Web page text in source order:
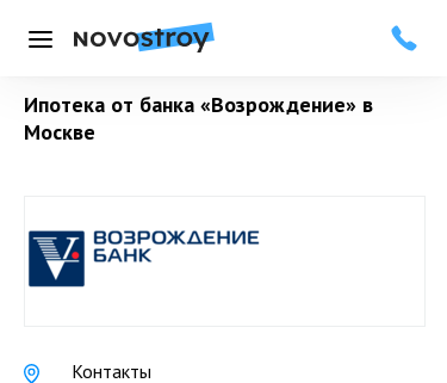
Меню
Ипотека от банка «Возрождение» в
Москве
Контакты